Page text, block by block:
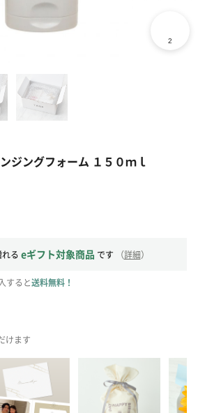
ジングフォーム １５０ｍｌ
る eギフト対象商品 です （詳細）
すると送料無料！
けます